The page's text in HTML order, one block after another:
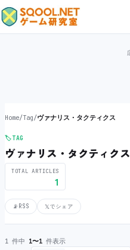
Home/Tag/ヴァナリス・タクティクス
🏷️TAG
ヴァナリス・タクティクス
TOTAL ARTICLES
1
📡 RSS 𝕏でシェア
1 件中 1〜1 件表示